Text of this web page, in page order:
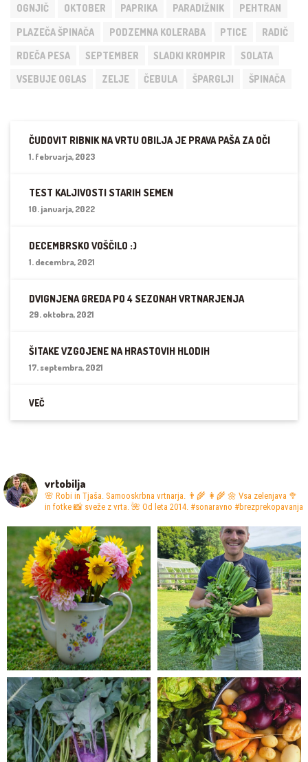
OGNJIČ OKTOBER PAPRIKA PARADIŽNIK PEHTRAN
PLAZEČA ŠPINAČA PODZEMNA KOLERABA PTICE RADIČ
RDEČA PESA SEPTEMBER SLADKI KROMPIR SOLATA
VSEBUJE OGLAS ZELJE ČEBULA ŠPARGLJI ŠPINAČA
ČUDOVIT RIBNIK NA VRTU OBILJA JE PRAVA PAŠA ZA OČI
1. februarja, 2023
TEST KALJIVOSTI STARIH SEMEN
10. januarja, 2022
DECEMBRSKO VOŠČILO :)
1. decembra, 2021
DVIGNJENA GREDA PO 4 SEZONAH VRTNARJENJA
29. oktobra, 2021
ŠITAKE VZGOJENE NA HRASTOVIH HLODIH
17. septembra, 2021
VEČ
vrtobilja
🌸 Robi in Tjaša. Samooskrbna vrtnarja. 👨‍🌾 👩‍🌾 🌼 Vsa zelenjava 🥦
in fotke 📸 sveže z vrta. 🌺 Od leta 2014. #sonaravno #brezprekopavanja